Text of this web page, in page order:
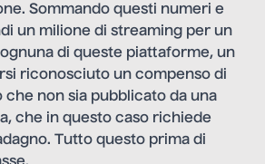
Sommando questi numeri e
un milione di streaming per un
di queste piattaforme, un
riconosciuto un compenso di
che non sia pubblicato da una
che in questo caso richiede
Tutto questo prima di